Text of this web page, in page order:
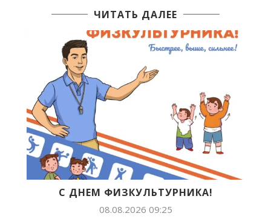
ЧИТАТЬ ДАЛЕЕ
БУДУЩЕЕ ЯКУТИИ В
ПОПОВА